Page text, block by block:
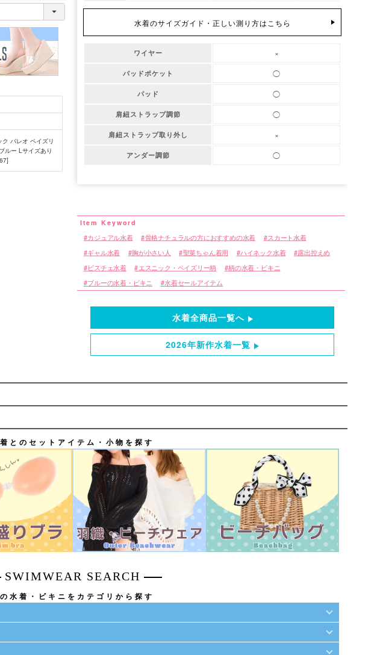
パレオ ペイズリ
ルー Lサイズあり
水着のサイズガイド・正しい測り方はこちら
ワイヤー ×
パッドポケット ◯
パッド ◯
肩紐ストラップ調節 ◯
肩紐ストラップ取り外し ×
アンダー調節 ◯
カジュアル水着 骨格ナチュラルの方におすすめの水着 スカート水着
ギャル水着 胸が小さい人 聖菜ちゃん着用 ハイネック水着
露出控えめ
ビスチェ水着
エスニック・ペイズリー柄
柄の水着・ビキニ
ブルーの水着・ビキニ
水着セールアイテム
水着全商品一覧へ
2026年新作水着一覧
とのセットアイテム・小物を探す
SWIMWEAR SEARCH
水着・ビキニをカテゴリから探す